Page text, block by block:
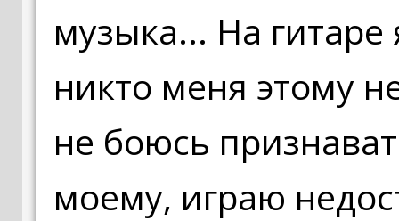
музыка... На гитаре
никто меня этому
не боюсь
моему, играю